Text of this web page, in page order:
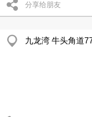
分享给朋友
九龙湾 牛头角道